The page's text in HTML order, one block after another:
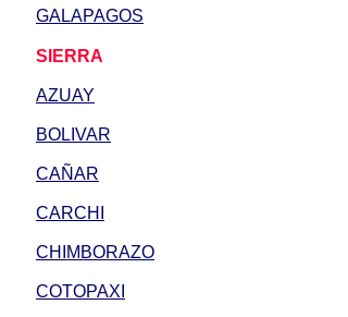
GALAPAGOS
SIERRA
AZUAY
BOLIVAR
CAÑAR
CARCHI
CHIMBORAZO
COTOPAXI